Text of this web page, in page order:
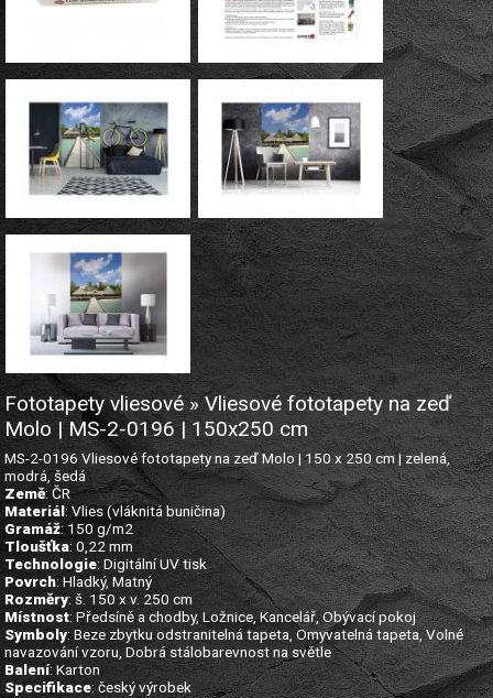
Fototapety vliesové » Vliesové fototapety na zeď
Molo | MS-2-0196 | 150x250 cm
MS-2-0196 Vliesové fototapety na zeď Molo | 150 x 250 cm | zelená,
modrá, šedá
Země: ČR
Materiál: Vlies (vláknitá buničina)
Gramáž: 150 g/m2
Tloušťka: 0,22 mm
Technologie: Digitální UV tisk
Povrch: Hladký, Matný
Rozměry: š. 150 x v. 250 cm
Místnost: Předsíně a chodby, Ložnice, Kancelář, Obývací pokoj
Symboly: Beze zbytku odstranitelná tapeta, Omyvatelná tapeta, Volné
navazování vzoru, Dobrá stálobarevnost na světle
Balení: Karton
Specifikace: český výrobek